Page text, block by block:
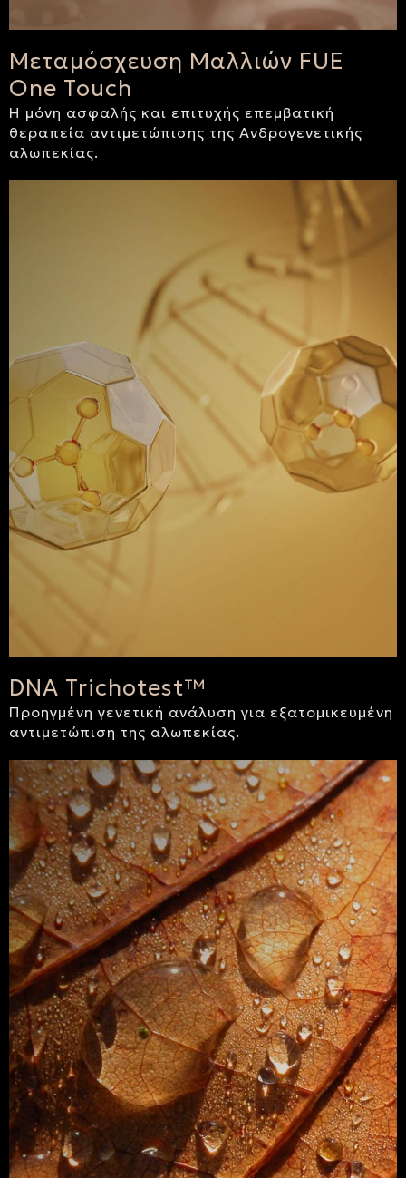
Μεταμόσχευση Μαλλιών FUE
One Touch
Η μόνη ασφαλής και επιτυχής επεμβατική
θεραπεία αντιμετώπισης της Ανδρογενετικής
αλωπεκίας.
DNA Trichotest™
Προηγμένη γενετική ανάλυση για εξατομικευμένη
αντιμετώπιση της αλωπεκίας.